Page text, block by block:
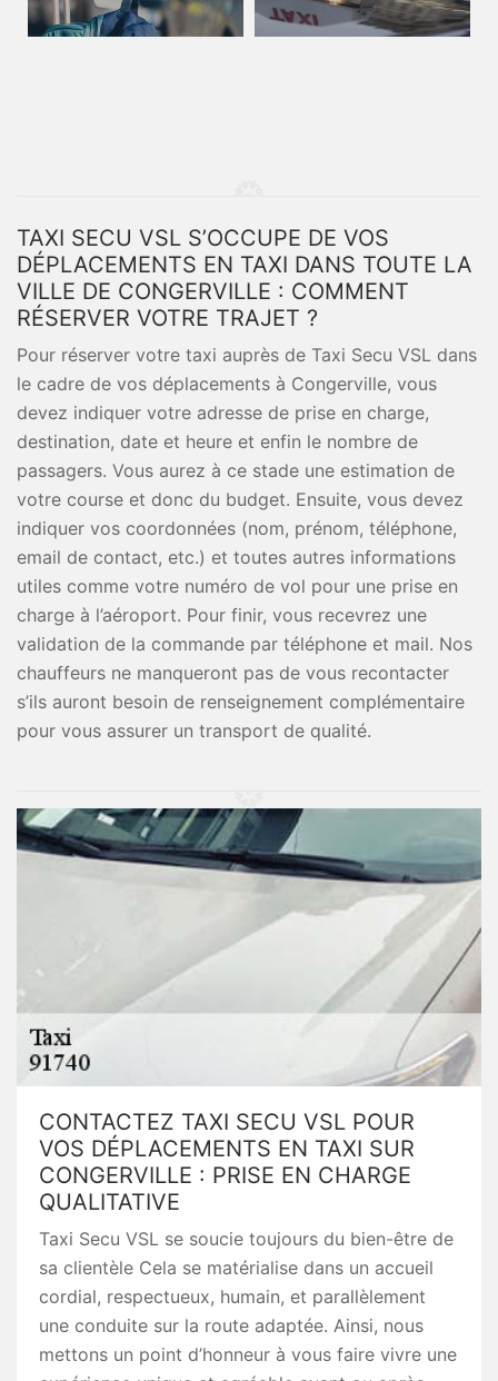
TAXI SECU VSL S’OCCUPE DE VOS
DÉPLACEMENTS EN TAXI DANS TOUTE LA
VILLE DE CONGERVILLE : COMMENT
RÉSERVER VOTRE TRAJET ?
Pour réserver votre taxi auprès de Taxi Secu VSL dans
le cadre de vos déplacements à Congerville, vous
devez indiquer votre adresse de prise en charge,
destination, date et heure et enfin le nombre de
passagers. Vous aurez à ce stade une estimation de
votre course et donc du budget. Ensuite, vous devez
indiquer vos coordonnées (nom, prénom, téléphone,
email de contact, etc.) et toutes autres informations
utiles comme votre numéro de vol pour une prise en
charge à l’aéroport. Pour finir, vous recevrez une
validation de la commande par téléphone et mail. Nos
chauffeurs ne manqueront pas de vous recontacter
s’ils auront besoin de renseignement complémentaire
pour vous assurer un transport de qualité.
CONTACTEZ TAXI SECU VSL POUR
VOS DÉPLACEMENTS EN TAXI SUR
CONGERVILLE : PRISE EN CHARGE
QUALITATIVE
Taxi Secu VSL se soucie toujours du bien-être de
sa clientèle Cela se matérialise dans un accueil
cordial, respectueux, humain, et parallèlement
une conduite sur la route adaptée. Ainsi, nous
mettons un point d’honneur à vous faire vivre une